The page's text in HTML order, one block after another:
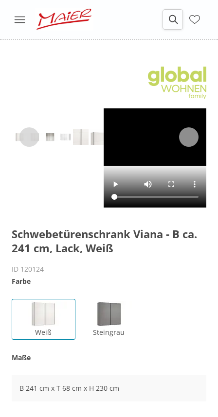
Schwebetürenschrank Viana - B ca.
241 cm, Lack, Weiß
ID 120124
Farbe
Weiß Steingrau
Maße
B 241 cm x T 68 cm x H 230 cm